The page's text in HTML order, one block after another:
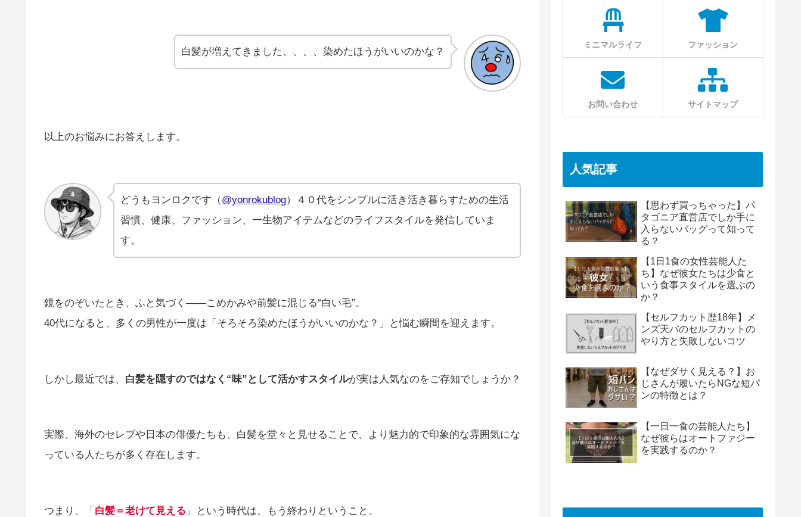
白髪が増えてきました、、、、染めたほうがいいのかな？
以上のお悩みにお答えします。
どうもヨンロクです（@yonrokublog）４０代をシンプルに活き活き暮らすための生活
習慣、健康、ファッション、一生物アイテムなどのライフスタイルを発信していま
す。
鏡をのぞいたとき、ふと気づく――こめかみや前髪に混じる“白い毛”。
40代になると、多くの男性が一度は「そろそろ染めたほうがいいのかな？」と悩む瞬間を迎えます。
しかし最近では、 白髪を隠すのではなく“味”として活かすスタイルが実は人気なのをご存知でしょうか？
実際、海外のセレブや日本の俳優たちも、白髪を堂々と見せることで、より魅力的で印象的な雰囲気にな
っている人たちが多く存在します。
つまり、「 白髪＝老けて見える 」という時代は、もう終わりということ。
ミニマルライフ ファッション
お問い合わせ サイトマップ
人気記事
【思わず買っちゃった】パ
タゴニア直営店でしか手に
入らないバッグって知って
る？
【1日1食の女性芸能人た
ち】なぜ彼女たちは少食と
いう食事スタイルを選ぶの
か？
【セルフカット歴18年】メ
ンズ天パのセルフカットの
やり方と失敗しないコツ
【なぜダサく見える？】お
じさんが履いたらNGな短パ
ンの特徴とは？
【一日一食の芸能人たち】
なぜ彼らはオートファジー
を実践するのか？